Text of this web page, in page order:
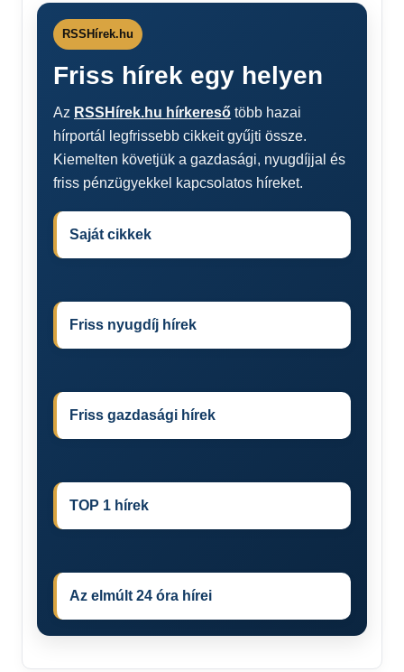
RSSHírek.hu
Friss hírek egy helyen
Az RSSHírek.hu hírkereső több hazai
hírportál legfrissebb cikkeit gyűjti össze.
Kiemelten követjük a gazdasági, nyugdíjjal és
friss pénzügyekkel kapcsolatos híreket.
Saját cikkek
Friss nyugdíj hírek
Friss gazdasági hírek
TOP 1 hírek
Az elmúlt 24 óra hírei